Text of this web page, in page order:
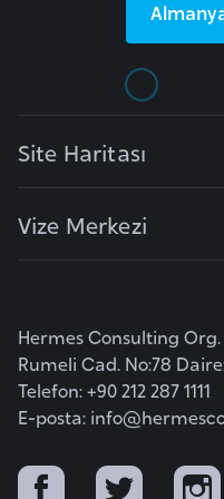
Site Haritası
Vize Merkezi
Hermes Consulting Org.
Rumeli Cad. No:78
Telefon: +90 212 287 1111
E-posta:
s
a
u
r
k
i
a